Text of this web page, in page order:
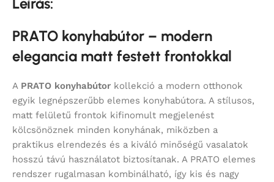
PRATO konyhabútor – modern
elegancia matt festett frontokkal
A PRATO konyhabútor kollekció a modern otthonok
egyik legnépszerűbb elemes konyhabútora. A stílusos,
matt felületű frontok kifinomult megjelenést
kölcsönöznek minden konyhának, miközben a
praktikus elrendezés és a kiváló minőségű vasalatok
hosszú távú használatot biztosítanak. A PRATO elemes
rendszer rugalmasan kombinálható, így kis és nagy